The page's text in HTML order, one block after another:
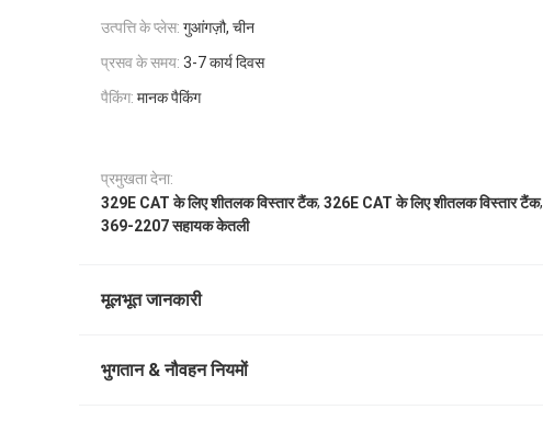
उत्पत्ति के प्लेस: गुआंगज़ौ, चीन
प्रसव के समय: 3-7 कार्य दिवस
पैकिंग: मानक पैकिंग
प्रमुखता देना:
329E CAT के लिए शीतलक विस्तार टैंक, 326E CAT के लिए शीतलक विस्तार टैंक,
369-2207 सहायक केतली
मूलभूत जानकारी
भुगतान & नौवहन नियमों